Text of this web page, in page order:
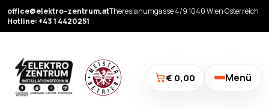
office@elektro-zentrum.atTheresianumgasse 4/9 1040 Wien Österreich
Hotline: +43 1 4420251
€ 0,00 Menü